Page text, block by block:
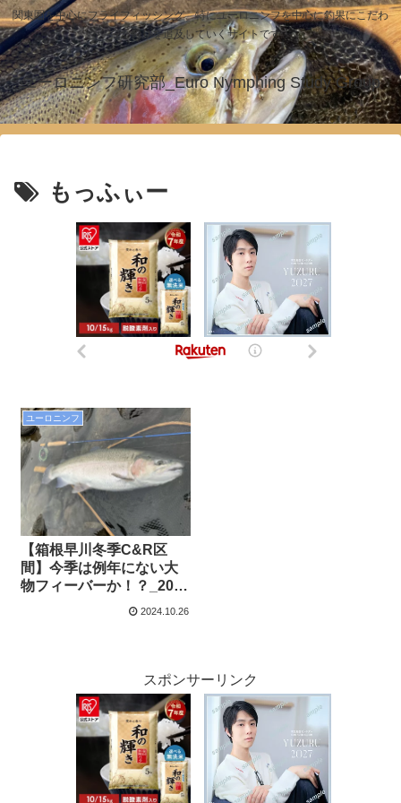
関東圏を中心にフライフィッシング、特にユーロニンフを中心に釣果にこだわ
った釣りを追及していくサイトです！
ユーロニンフ研究部_Euro Nymphing Study Group
もっふぃー
ユーロニンフ
【箱根早川冬季C&R区
間】今季は例年にない大
物フィーバーか！？_2024
年度釣行記vol.16
2024.10.26
スポンサーリンク